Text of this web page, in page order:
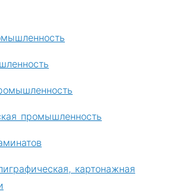
промышленность
картонажная